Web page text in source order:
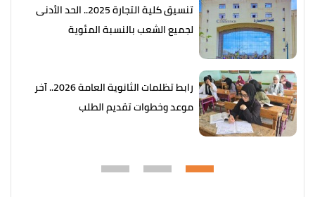
تنسيق كلية التجارة 2025.. الحد الأدنى
لجميع الشعب بالنسبة المئوية
رابط تظلمات الثانوية العامة 2026.. آخر
موعد وخطوات تقديم الطلب